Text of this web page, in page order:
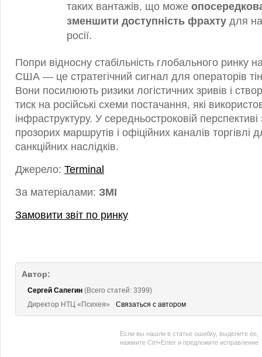
таких вантажів, що може
зменшити доступність фрахту для
росії.
Попри відносну стабільність глобального ринку
США — це стратегічний сигнал для операторів
Вони посилюють ризики логістичних зривів і
тиск на російські схеми постачання, які
інфраструктуру. У середньостроковій
прозорих маршрутів і офіційних каналів торгівлі
санкційних наслідків.
Джерело: Terminal
За матеріалами: ЗМІ
Замовити звіт по ринку
Автор:
Сергей Сапегин (Всего статей: 3399)
Директор НТЦ «Психея»
Связаться с автором
Если вы нашли в статье ошибку, выделите ее,
нажмите Ctrl+Enter и предложите исправление